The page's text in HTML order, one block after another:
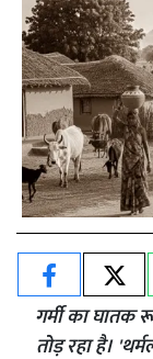
गर्मी का घातक
तोड़ रहा है।